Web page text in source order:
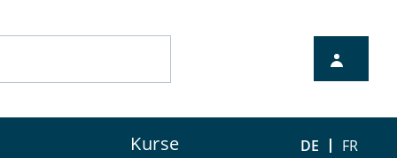
Kurse DE FR
Vertriebspartner.